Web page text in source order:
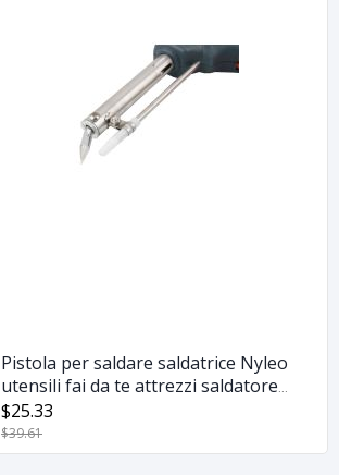
Pistola per saldare saldatrice Nyleo
utensili fai da te attrezzi saldatore
220v
$25.33
$39.61